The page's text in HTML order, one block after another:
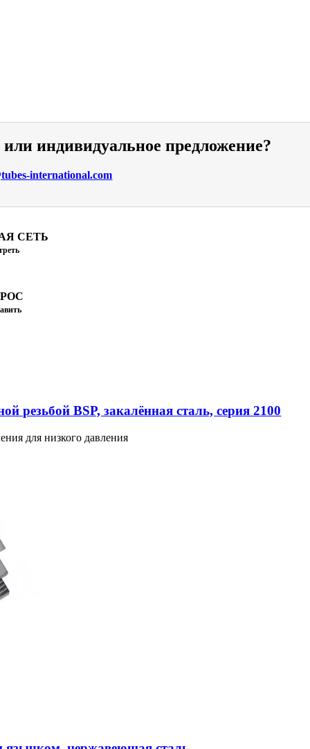
индивидуальное предложение?
international.com
СЕТЬ
резьбой BSP, закалённая сталь, серия 2100
для низкого давления